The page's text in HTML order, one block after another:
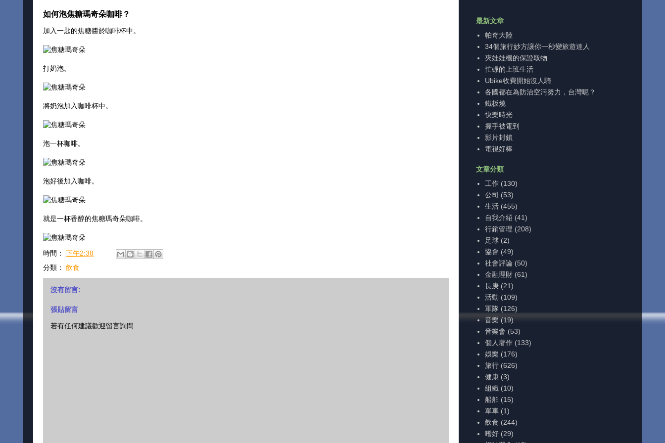
如何泡焦糖瑪奇朵咖啡？
加入一匙的焦糖醬於咖啡杯中。
打奶泡。
將奶泡加入咖啡杯中。
泡一杯咖啡。
泡好後加入咖啡。
就是一杯香醇的焦糖瑪奇朵咖啡。
時間： 下午2:38
分類： 飲食
沒有留言:
張貼留言
若有任何建議歡迎留言詢問
最新文章
帕奇大陸
34個旅行妙方讓你一秒變旅遊達人
夾娃娃機的保證取物
忙碌的上班生活
Ubike收費開始沒人騎
各國都在為防治空污努力，台灣呢？
鐵板燒
快樂時光
握手被電到
影片封鎖
電視好棒
文章分類
工作 (130)
公司 (53)
生活 (455)
自我介紹 (41)
行銷管理 (208)
足球 (2)
協會 (49)
社會評論 (50)
金融理財 (61)
長庚 (21)
活動 (109)
軍隊 (126)
音樂 (19)
音樂會 (53)
個人著作 (133)
娛樂 (176)
旅行 (626)
健康 (3)
組織 (10)
船舶 (15)
單車 (1)
飲食 (244)
嗜好 (29)